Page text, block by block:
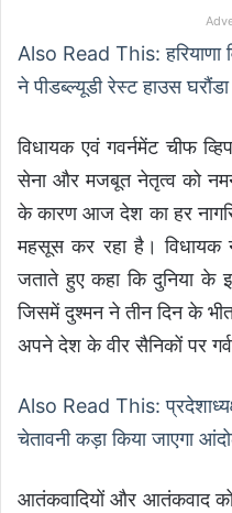
Also Read This: हरियाणा
ने पीडब्ल्यूडी रेस्ट हाउस
विधायक एवं गवर्नमेंट चीफ
सेना और मजबूत नेतृत्व को
के कारण आज देश का हर
महसूस कर रहा है। विधायक
जताते हुए कहा कि दुनिया के
जिसमें दुश्मन ने तीन दिन के
अपने देश के वीर सैनिकों पर
Also Read This:
चेतावनी कड़ा किया जाएगा
आतंकवादियों और आतंकवाद